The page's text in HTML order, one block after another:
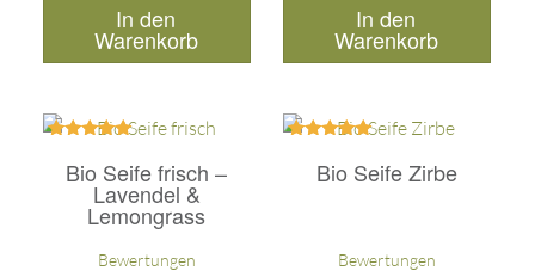
In den
Warenkorb
In den
Warenkorb
Bio Seife frisch –
Lavendel &
Lemongrass
mit
5.00
von 5
Bewertungen
Bio Seife Zirbe
mit
5.00
Bewertungen